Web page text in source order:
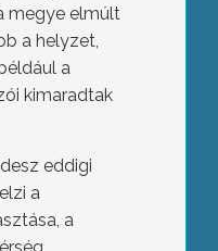
megye elmúlt
a helyzet,
a
kimaradtak
eddigi
a
a